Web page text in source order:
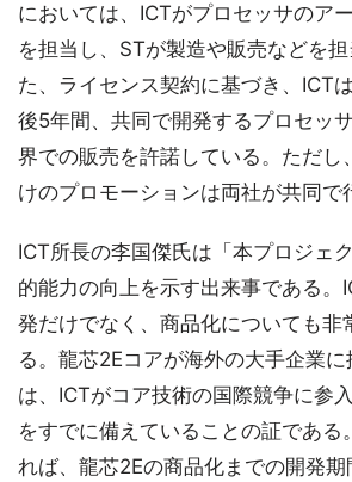
においては、ICTがプロセッサのア
を担当し、STが製造や販売などを
た、ライセンス契約に基づき、ICT
後5年間、共同で開発するプロセッ
界での販売を許諾している。ただし
けのプロモーションは両社が共同で
ICT所長の李国傑氏は「本プロジェ
的能力の向上を示す出来事である。
発だけでなく、商品化についても非
る。龍芯2Eコアが海外の大手企業に
は、ICTがコア技術の国際競争に参
をすでに備えていることの証である
れば、龍芯2Eの商品化までの開発期